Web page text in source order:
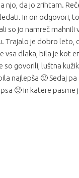
njo, da jo zrihtam.
In on odgovori,
so jo namreč mahnili
Trajalo je dobro leto,
vsa dlaka, bila je kot
so govorili, luštna
najlepša 🙂 Sedaj
🙂 in katere pasme